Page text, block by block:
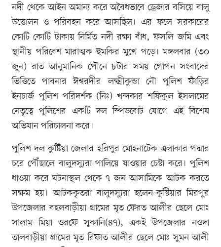
নদী থেকে আইন অমান্য করে অবৈধভাবে ড্রেজার বসিয়ে বালু
উত্তোলন ও পরিবহন করে আসছিল। এর ফলে সরকারের
কোটি কোটি টাকায় নির্মিত নদী রক্ষা বাঁধ, ফসলি জমি এবং
স্থানীয় পরিবেশ মারাত্মক হুমকির মুখে পড়ে। মঙ্গলবার (৩০
জুন) রাত আনুমানিক পৌনে ৮টার সময় গোপন সংবাদের
ভিত্তিতে পাবনার ঈশ্বরদীর লক্ষ্মীকুন্ডা নৌ পুলিশ ফাঁড়ির
ইনচার্জ পুলিশ পরিদর্শক (নিঃ) খন্দকার শফিকুল ইসলামের
নেতৃত্বে পুলিশের একটি দল স্পিডবোট যোগে এই বিশেষ
অভিযান পরিচালনা করে।
পুলিশ দল কুষ্টিয়া জেলার হরিপুর মোহনাটেক এলাকার পদ্মার
চরে পৌঁছালে বালুদস্যুরা পালিয়ে যাওয়ার চেষ্টা করে। পুলিশ
ধাওয়া করে ঘটনাস্থল থেকে ৭ জন আসামিকে আটক করতে
সক্ষম হয়। আটককৃতরা বালুদস্যুরা হলেন-কুষ্টিয়ার মিরপুর
উপজেলার বহলবাড়ীয়া গ্রামের মৃত ফেরত আলীর ছেলে মোঃ
সালাম মিয়া ওরফে সুকানি(৪৭), একই উপজেলার নওদা
তালবাড়ীয়া গ্রামের মৃত রিফাত আলীর ছেলে মোঃ সুমন আলী